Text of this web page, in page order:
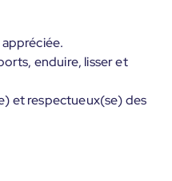
enduire, lisser et
et respectueux(se) des